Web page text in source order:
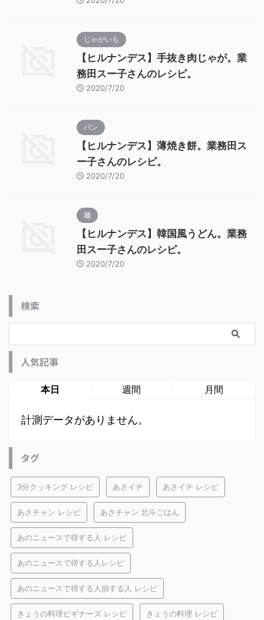
じゃがいも
【ヒルナンデス】手抜き肉じゃが。業
務田スー子さんのレシピ。
2020/7/20
パン
【ヒルナンデス】薄焼き餅。業務田ス
ー子さんのレシピ。
2020/7/20
麺
【ヒルナンデス】韓国風うどん。業務
田スー子さんのレシピ。
2020/7/20
検索
人気記事
本日 週間 月間
計測データがありません。
タグ
3分クッキング レシピ あさイチ あさイチ レシピ
あさチャン レシピ あさチャン 北斗ごはん
あのニュースで得する人 レシピ
あのニュースで得する人レシピ
あのニュースで得する人損する人 レシピ
きょうの料理ビギナーズ レシピ きょうの料理 レシピ